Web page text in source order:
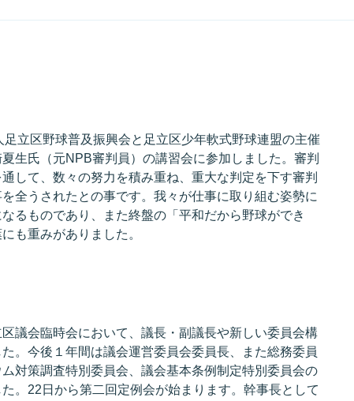
足立区野球普及振興会と足立区少年軟式野球連盟の主催
生氏（元NPB審判員）の講習会に参加しました。審判
して、数々の努力を積み重ね、重大な判定を下す審判
全うされたとの事です。我々が仕事に取り組む姿勢に
るものであり、また終盤の「平和だから野球ができ
も重みがありました。
区議会臨時会において、議長・副議長や新しい委員会構
。今後１年間は議会運営委員会委員長、また総務委員
対策調査特別委員会、議会基本条例制定特別委員会の
。22日から第二回定例会が始まります。幹事長として